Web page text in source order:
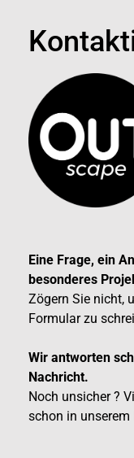
Eine Frage, ein
besonderes
Zögern Sie nicht,
Formular zu
Wir antworten
Nachricht.
Noch unsicher ?
schon in unserem